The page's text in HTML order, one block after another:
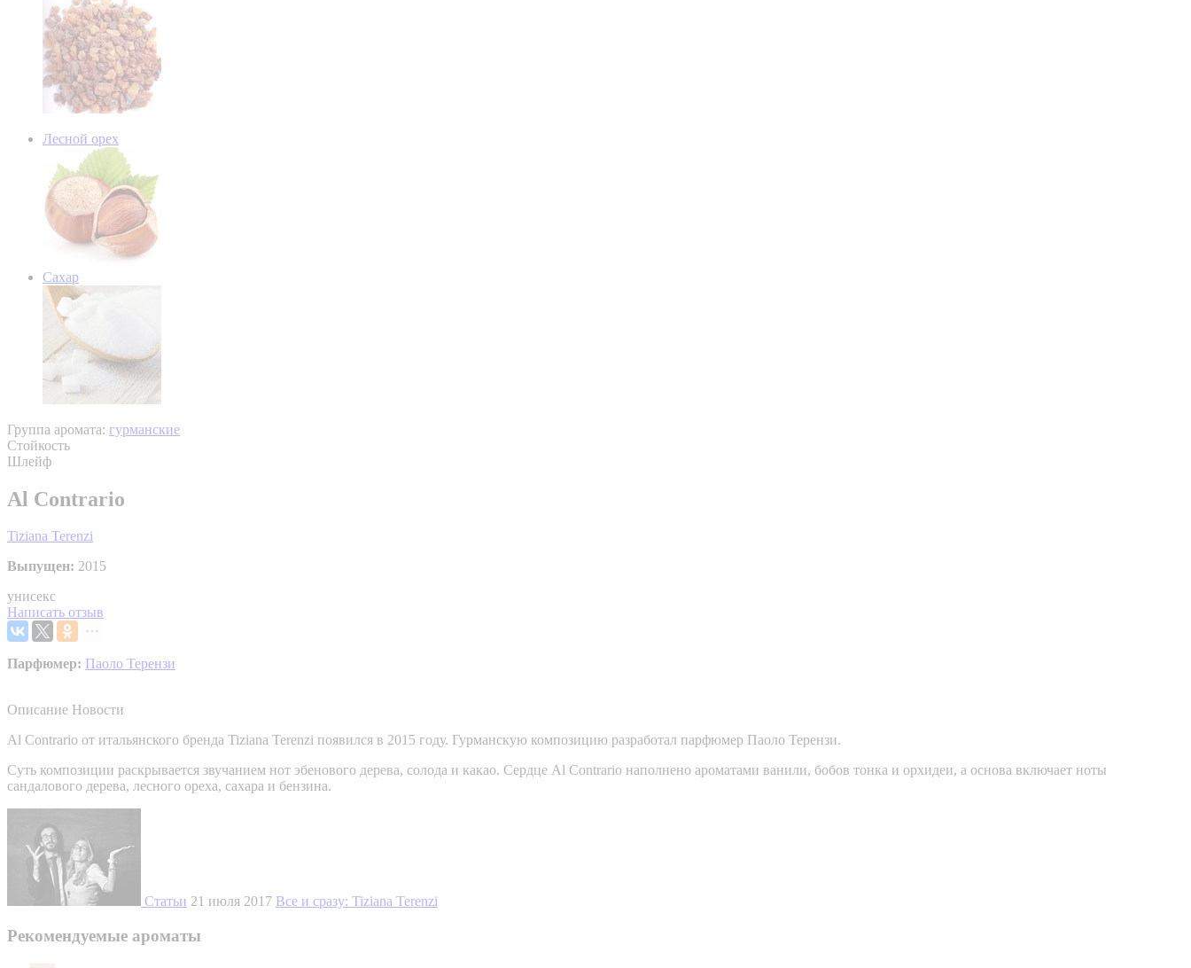
Лесной орех
Сахар
Группа аромата: гурманские
Стойкость
Шлейф
Al Contrario
Tiziana Terenzi
Выпущен: 2015
унисекс
Написать отзыв
Парфюмер: Паоло Терензи
Описание Новости
Al Contrario от итальянского бренда Tiziana Terenzi появился в 2015 году. Гурманскую композицию разработал парфюмер Паоло Терензи.
Суть композиции раскрывается звучанием нот эбенового дерева, солода и какао. Сердце Al Contrario наполнено ароматами ванили, бобов тонка и орхидеи, а основа включает ноты
сандалового дерева, лесного ореха, сахара и бензина.
Статьи 21 июля 2017 Все и сразу: Tiziana Terenzi
Рекомендуемые ароматы